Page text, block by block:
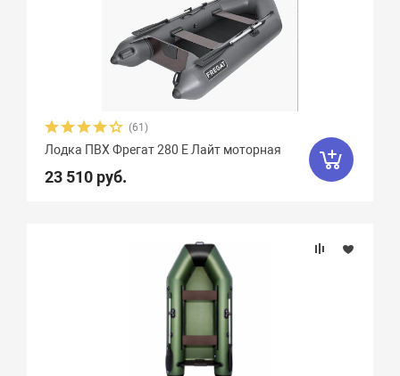
(61)
Лодка ПВХ Фрегат 280 Е Лайт моторная
23 510 руб.